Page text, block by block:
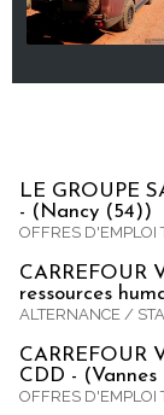
LE GROUPE
- (Nancy (54))
OFFRES D'EMPLOI
CARREFOUR
ressources
ALTERNANCE /
CARREFOUR
CDD -
OFFRES D'EMPLOI